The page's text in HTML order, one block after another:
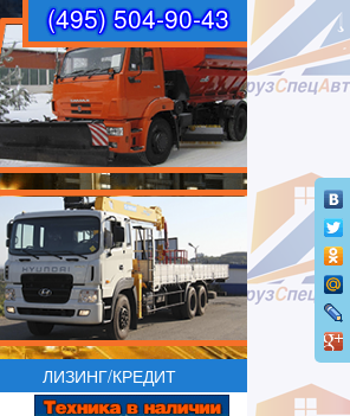
(495) 504-90-43
ЛИЗИНГ/КРЕДИТ